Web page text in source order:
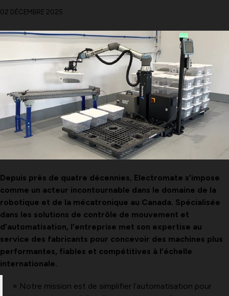
02 DÉCEMBRE 2025
Depuis près de quatre décennies, Electromate s’impose
comme un acteur incontournable dans le domaine de la
robotique et de la mécatronique au Canada. Spécialisée
dans les solutions de contrôle de mouvement et
d’automatisation, l’entreprise met son expertise au
service des fabricants pour concevoir des machines plus
performantes, fiables et compétitives à l’échelle
internationale.
« Notre mission est de simplifier l’automatisation pour